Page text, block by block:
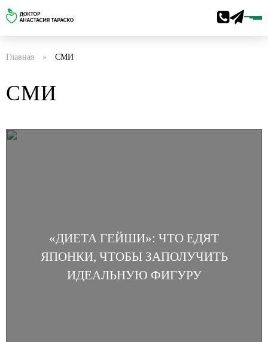
Главная » СМИ
СМИ
«ДИЕТА ГЕЙШИ»: ЧТО ЕДЯТ
ЯПОНКИ, ЧТОБЫ ЗАПОЛУЧИТЬ
ИДЕАЛЬНУЮ ФИГУРУ